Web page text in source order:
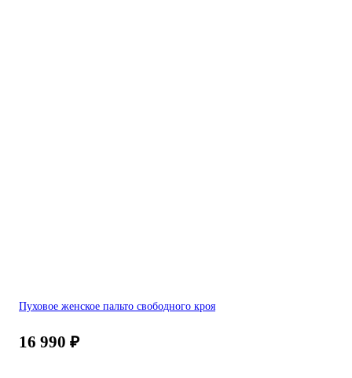
Пуховое женское пальто свободного кроя
16 990 ₽